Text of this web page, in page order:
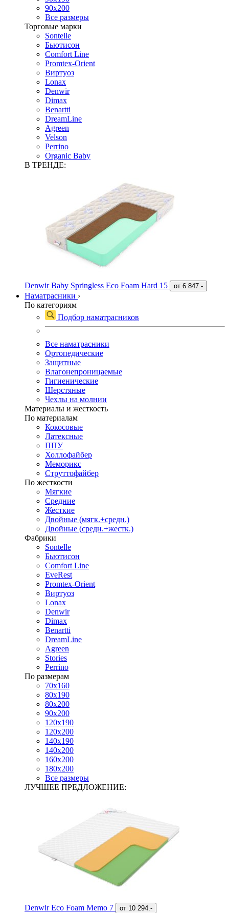
90х200
Все размеры
Торговые марки
Sontelle
Бьютисон
Comfort Line
Promtex-Orient
Виртуоз
Lonax
Denwir
Dimax
Benartti
DreamLine
Agreen
Velson
Perrino
Organic Baby
В ТРЕНДЕ:
Denwir Baby Springless Eco Foam Hard 15 от 6 847.-
Наматрасники ›
По категориям
Подбор наматрасников
Все наматрасники
Ортопедические
Защитные
Влагонепроницаемые
Гигиенические
Шерстяные
Чехлы на молнии
Материалы и жесткость
По материалам
Кокосовые
Латексные
ППУ
Холлофайбер
Меморикс
Струттофайбер
По жесткости
Мягкие
Средние
Жесткие
Двойные (мягк.+средн.)
Двойные (средн.+жестк.)
Фабрики
Sontelle
Бьютисон
Comfort Line
EveRest
Promtex-Orient
Виртуоз
Lonax
Denwir
Dimax
Benartti
DreamLine
Agreen
Stories
Perrino
По размерам
70х160
80х190
80х200
90х200
120х190
120х200
140х190
140х200
160х200
180х200
Все размеры
ЛУЧШЕЕ ПРЕДЛОЖЕНИЕ:
Denwir Eco Foam Memo 7 от 10 294.-